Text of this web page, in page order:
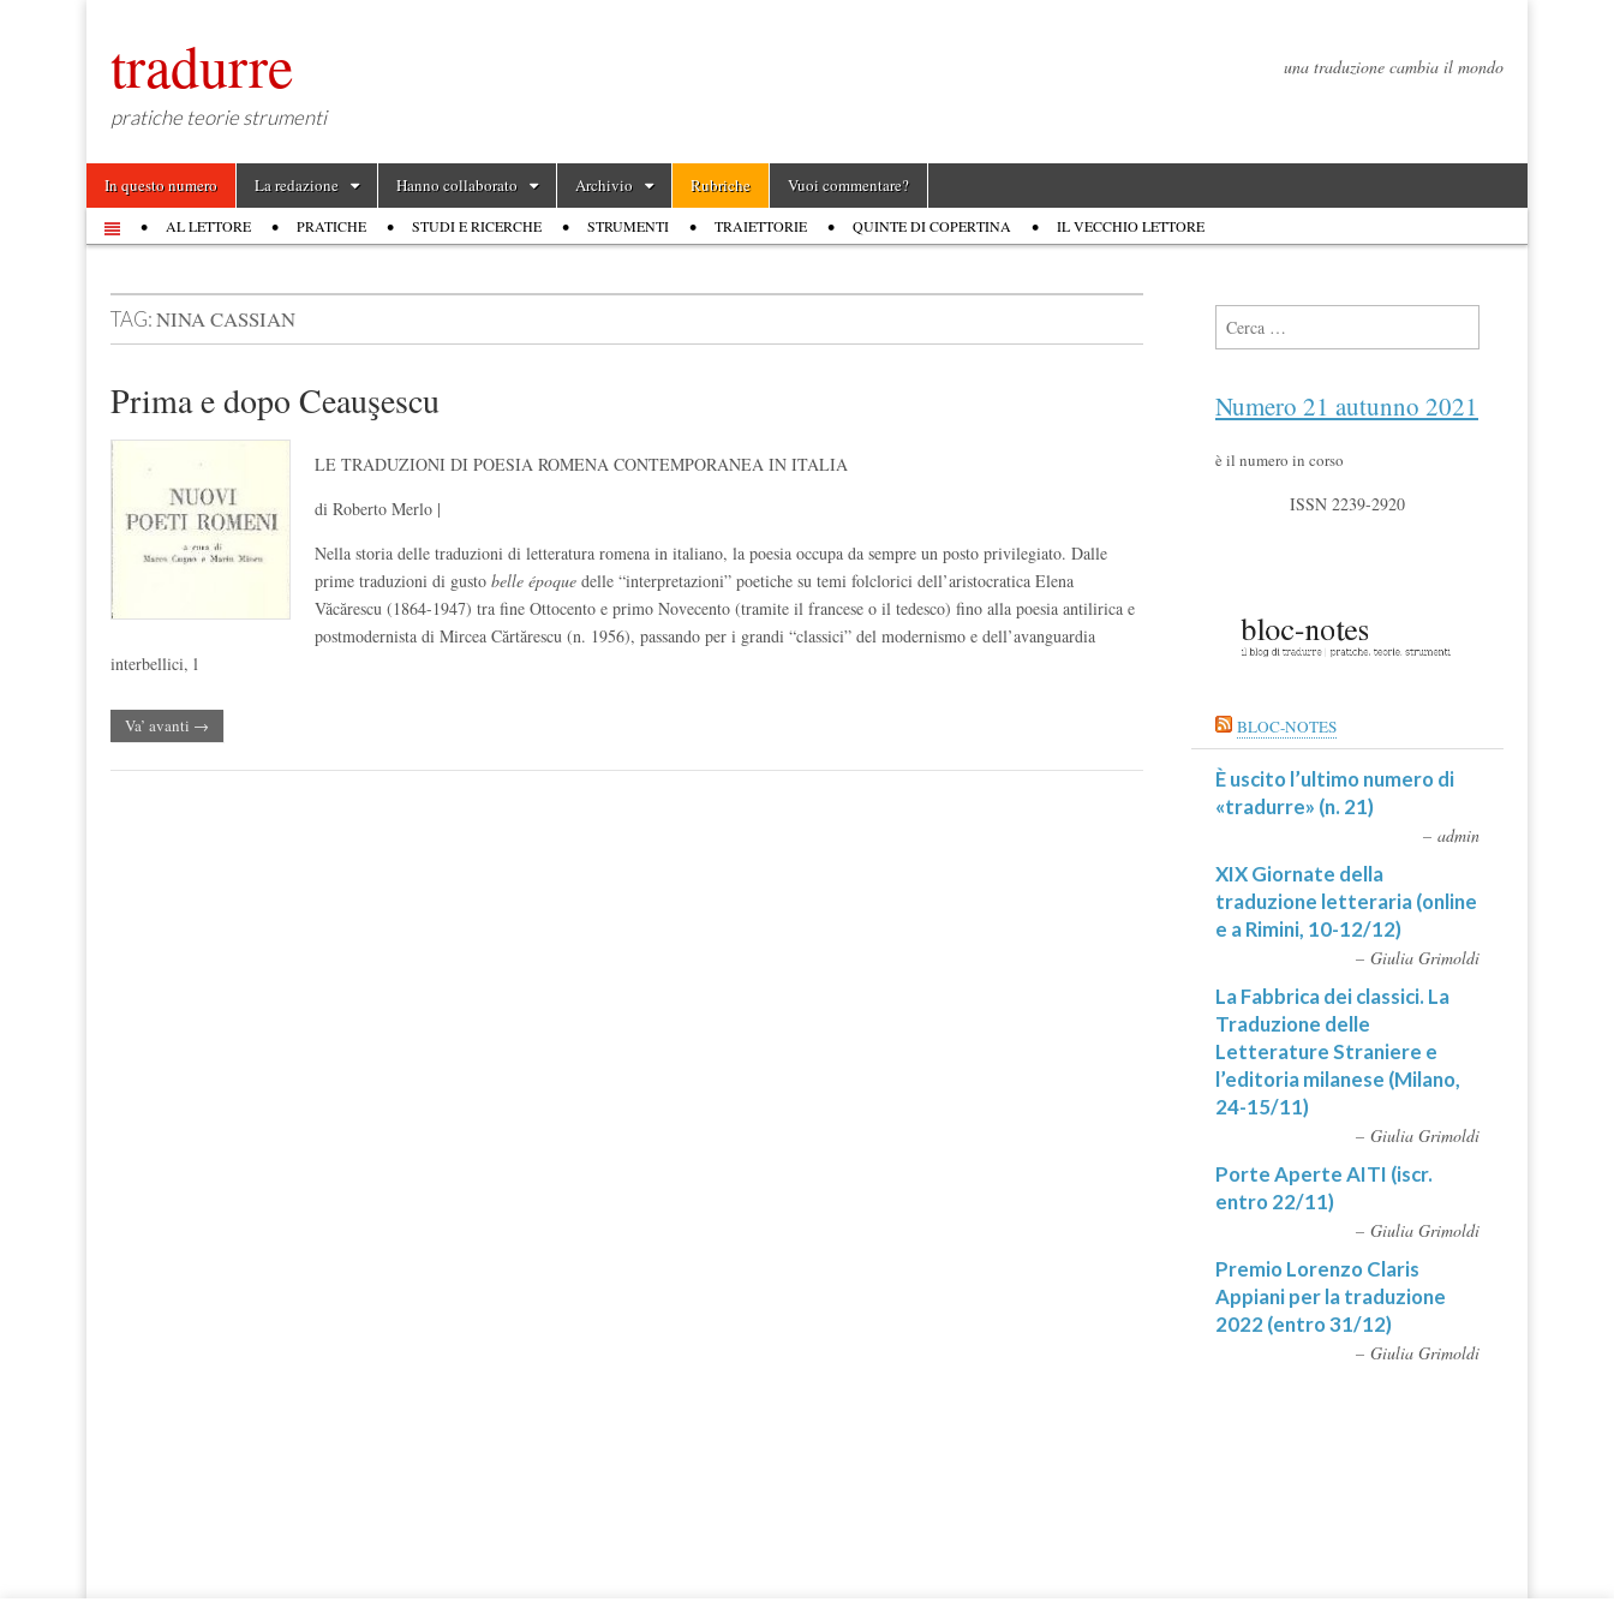
tradurre
pratiche teorie strumenti
una traduzione cambia il mondo
Main menu
Skip to content
In questo numero La redazione Hanno collaborato Archivio Rubriche Vuoi commentare?
Sub menu
AL LETTORE PRATICHE STUDI E RICERCHE STRUMENTI TRAIETTORIE QUINTE DI COPERTINA IL VECCHIO LETTORE
TAG:NINA CASSIAN
Prima e dopo Ceauşescu
LE TRADUZIONI DI POESIA ROMENA CONTEMPORANEA IN ITALIA
di Roberto Merlo |
Nella storia delle traduzioni di letteratura romena in italiano, la poesia occupa da sempre un posto privilegiato. Dalle
prime traduzioni di gusto belle époque delle “interpretazioni” poetiche su temi folclorici dell’aristocratica Elena
Văcărescu (1864-1947) tra fine Ottocento e primo Novecento (tramite il francese o il tedesco) fino alla poesia antilirica e
postmodernista di Mircea Cărtărescu (n. 1956), passando per i grandi “classici” del modernismo e dell’avanguardia
interbellici, l
Va’ avanti →
Ricerca per:
Numero 21 autunno 2021
è il numero in corso
ISSN 2239-2920
BLOC-NOTES
È uscito l’ultimo numero di
«tradurre» (n. 21)
admin
XIX Giornate della
traduzione letteraria (online
e a Rimini, 10-12/12)
Giulia Grimoldi
La Fabbrica dei classici. La
Traduzione delle
Letterature Straniere e
l’editoria milanese (Milano,
24-15/11)
Giulia Grimoldi
Porte Aperte AITI (iscr.
entro 22/11)
Giulia Grimoldi
Premio Lorenzo Claris
Appiani per la traduzione
2022 (entro 31/12)
Giulia Grimoldi